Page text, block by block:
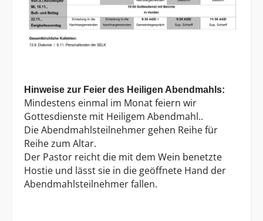
Hinweise zur Feier des Heiligen Abendmahls:
Mindestens einmal im Monat feiern wir
Gottesdienste mit Heiligem Abendmahl..
Die Abendmahlsteilnehmer gehen Reihe für
Reihe zum Altar.
Der Pastor reicht die mit dem Wein benetzte
Hostie und lässt sie in die geöffnete Hand der
Abendmahlsteilnehmer fallen.